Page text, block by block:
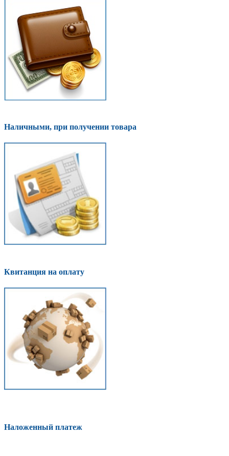
Наличными, при получении товара
Квитанция на оплату
Наложенный платеж